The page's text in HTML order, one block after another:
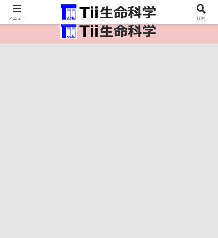
医療保健・生命・生物の情報インフラ。
メニュー 検索